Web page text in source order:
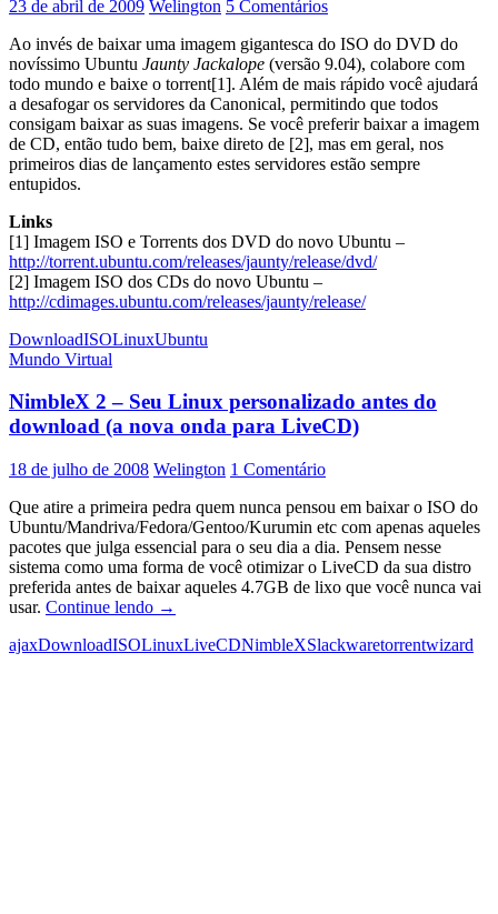
23 de abril de 2009 Welington 5 Comentários
Ao invés de baixar uma imagem gigantesca do ISO do DVD do
novíssimo Ubuntu Jaunty Jackalope (versão 9.04), colabore com
todo mundo e baixe o torrent[1]. Além de mais rápido você ajudará
a desafogar os servidores da Canonical, permitindo que todos
consigam baixar as suas imagens. Se você preferir baixar a imagem
de CD, então tudo bem, baixe direto de [2], mas em geral, nos
primeiros dias de lançamento estes servidores estão sempre
entupidos.
Links
[1] Imagem ISO e Torrents dos DVD do novo Ubuntu –
http://torrent.ubuntu.com/releases/jaunty/release/dvd/
[2] Imagem ISO dos CDs do novo Ubuntu –
http://cdimages.ubuntu.com/releases/jaunty/release/
DownloadISOLinuxUbuntu
Mundo Virtual
NimbleX 2 – Seu Linux personalizado antes do
download (a nova onda para LiveCD)
18 de julho de 2008 Welington 1 Comentário
Que atire a primeira pedra quem nunca pensou em baixar o ISO do
Ubuntu/Mandriva/Fedora/Gentoo/Kurumin etc com apenas aqueles
pacotes que julga essencial para o seu dia a dia. Pensem nesse
sistema como uma forma de você otimizar o LiveCD da sua distro
preferida antes de baixar aqueles 4.7GB de lixo que você nunca vai
usar. Continue lendo NimbleX
–
→
ajaxDownloadISOLinuxLiveCDNimbleXSlackwaretorrentwizard